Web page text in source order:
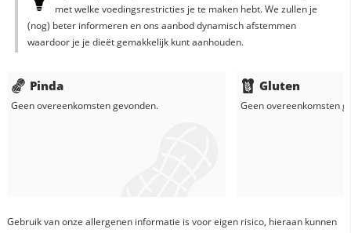
met welke voedingsrestricties je te maken hebt. We zullen je
(nog) beter informeren en ons aanbod dynamisch afstemmen
waardoor je je dieët gemakkelijk kunt aanhouden.
Pinda
Geen overeenkomsten gevonden.
Gluten
Geen overeenkomsten
Gebruik van onze allergenen informatie is voor eigen risico, hieraan kunnen